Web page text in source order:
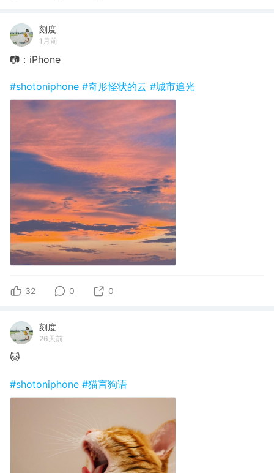
刻度
1月前
📷：iPhone
#shotoniphone #奇形怪状的云 #城市追光
32 0 0
刻度
26天前
🐱
#shotoniphone #猫言狗语